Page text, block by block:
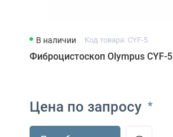
В наличии Код товара: CYF-5
Фиброцистоскоп Olympus CYF-5
Цена по запросу *